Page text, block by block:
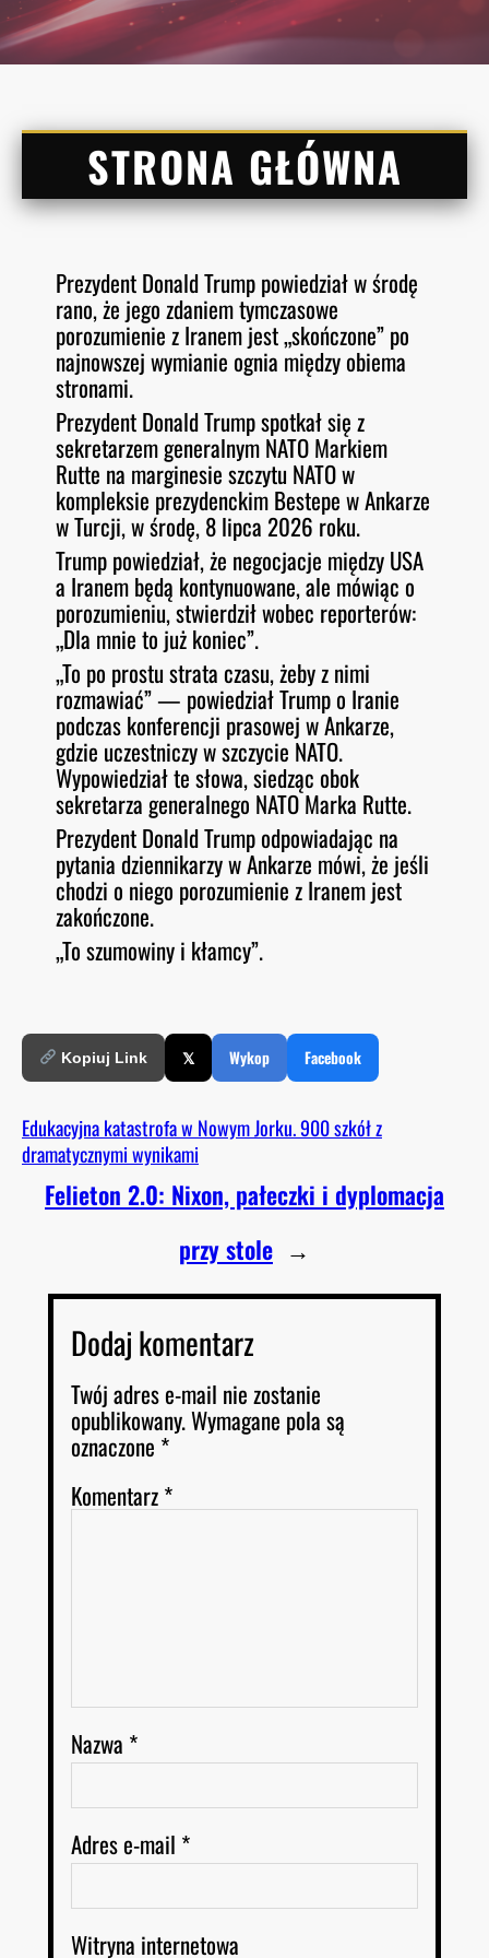
STRONA GŁÓWNA
Prezydent Donald Trump powiedział w środę
rano, że jego zdaniem tymczasowe
porozumienie z Iranem jest „skończone” po
najnowszej wymianie ognia między obiema
stronami.
Prezydent Donald Trump spotkał się z
sekretarzem generalnym NATO Markiem
Rutte na marginesie szczytu NATO w
kompleksie prezydenckim Bestepe w Ankarze
w Turcji, w środę, 8 lipca 2026 roku.
Trump powiedział, że negocjacje między USA
a Iranem będą kontynuowane, ale mówiąc o
porozumieniu, stwierdził wobec reporterów:
„Dla mnie to już koniec”.
„To po prostu strata czasu, żeby z nimi
rozmawiać” — powiedział Trump o Iranie
podczas konferencji prasowej w Ankarze,
gdzie uczestniczy w szczycie NATO.
Wypowiedział te słowa, siedząc obok
sekretarza generalnego NATO Marka Rutte.
Prezydent Donald Trump odpowiadając na
pytania dziennikarzy w Ankarze mówi, że jeśli
chodzi o niego porozumienie z Iranem jest
zakończone.
„To szumowiny i kłamcy”.
Kopiuj Link 𝕏 Wykop Facebook
Edukacyjna katastrofa w Nowym Jorku. 900 szkół z
dramatycznymi wynikami
Felieton 2.0: Nixon, pałeczki i dyplomacja
przy stole →
Dodaj komentarz
Twój adres e-mail nie zostanie
opublikowany.Wymagane pola są
oznaczone *
Komentarz*
Nazwa *
Adres e-mail *
Witryna internetowa